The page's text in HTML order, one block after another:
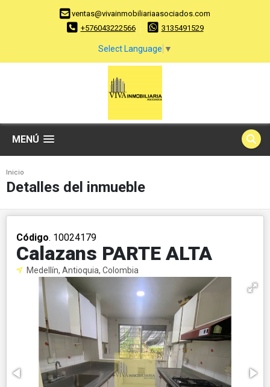
ventas@vivainmobiliariaasociados.com
+576043222566
3135491529
Select Language ▼
MENÚ
Inicio
Detalles del inmueble
Código. 10024179
Calazans PARTE ALTA
Medellín, Antioquia, Colombia